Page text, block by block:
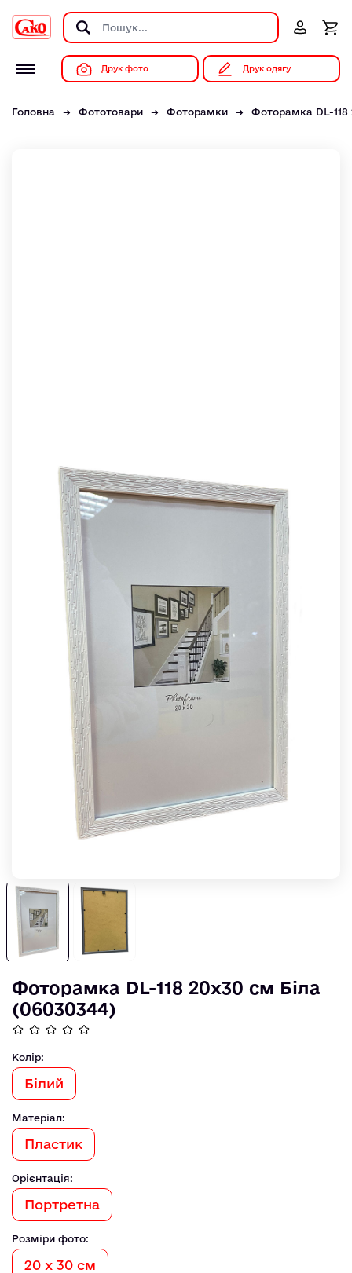
Друк фото Друк одягу
Головна Фототовари Фоторамки Фоторамка DL-118
Фоторамка DL-118 20х30 см Біла
(06030344)
Колір:
Білий
Матеріал:
Пластик
Орієнтація:
Портретна
Розміри фото:
20 х 30 см